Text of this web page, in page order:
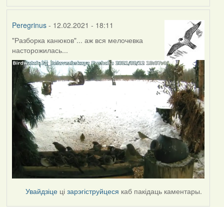
Peregrinus- 12.02.2021 - 18:11
"Разборка канюков"... аж вся мелочевка
насторожилась...
Увайдзіце цізарэгіструйцеся каб пакідаць каментары.